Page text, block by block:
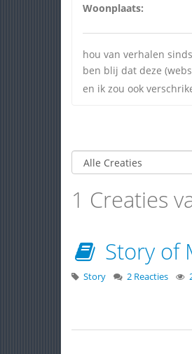
Woonplaats:
hou van verhalen
ben blij dat deze
en ik zou ook
1 Creaties
Story of
Story 2 Reacties